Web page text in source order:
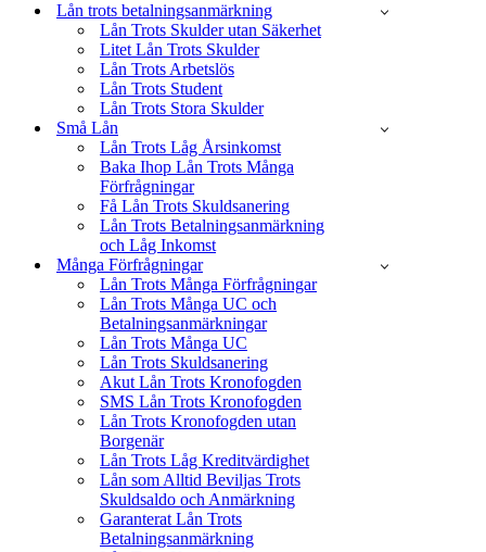
Lån trots betalningsanmärkning
Lån Trots Skulder utan Säkerhet
Litet Lån Trots Skulder
Lån Trots Arbetslös
Lån Trots Student
Lån Trots Stora Skulder
Små Lån
Lån Trots Låg Årsinkomst
Baka Ihop Lån Trots Många
Förfrågningar
Få Lån Trots Skuldsanering
Lån Trots Betalningsanmärkning
och Låg Inkomst
Många Förfrågningar
Lån Trots Många Förfrågningar
Lån Trots Många UC och
Betalningsanmärkningar
Lån Trots Många UC
Lån Trots Skuldsanering
Akut Lån Trots Kronofogden
SMS Lån Trots Kronofogden
Lån Trots Kronofogden utan
Borgenär
Lån Trots Låg Kreditvärdighet
Lån som Alltid Beviljas Trots
Skuldsaldo och Anmärkning
Garanterat Lån Trots
Betalningsanmärkning